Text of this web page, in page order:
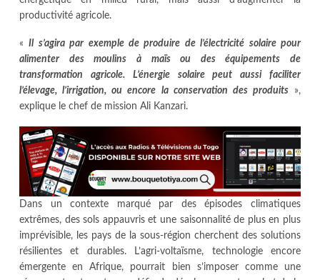
productivité agricole.
«Il s’agira par exemple de produire de l’électricité solaire pour
alimenter des moulins à maïs ou des équipements de
transformation agricole. L’énergie solaire peut aussi faciliter
l’élevage, l’irrigation, ou encore la conservation des produits»,
explique le chef de mission Ali Kanzari.
Dans un contexte marqué par des épisodes climatiques
extrêmes, des sols appauvris et une saisonnalité de plus en plus
imprévisible, les pays de la sous-région cherchent des solutions
résilientes et durables. L’agri-voltaïsme, technologie encore
émergente en Afrique, pourrait bien s’imposer comme une